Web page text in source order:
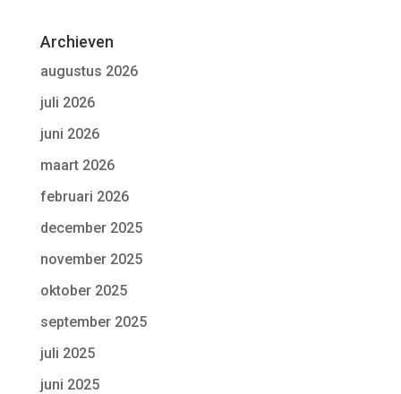
Archieven
augustus 2026
juli 2026
juni 2026
maart 2026
februari 2026
december 2025
november 2025
oktober 2025
september 2025
juli 2025
juni 2025